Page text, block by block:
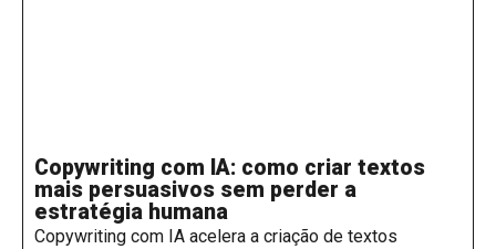
Copywriting com IA: como criar textos
mais persuasivos sem perder a
estratégia humana
Copywriting com IA acelera a criação de textos